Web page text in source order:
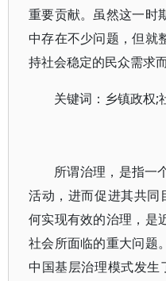
重要贡献。虽然这一时
中存在不少问题，但就
持社会稳定的民众需求
关键词：乡镇政权;
所谓治理，是指一
活动，进而促进其共同
何实现有效的治理，是
社会所面临的重大问题
中国基层治理模式发生